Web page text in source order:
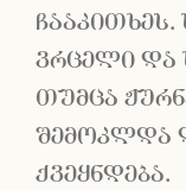
ვრცელი და
თუმცა
შემოკლდა
ქვეყნდება.